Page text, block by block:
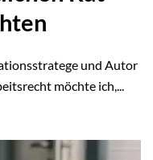
und Autor
möchte ich,...